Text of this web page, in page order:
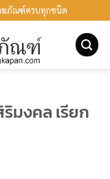
ฆภัณฑ์ครบทุกชนิด
มงคล เรียก